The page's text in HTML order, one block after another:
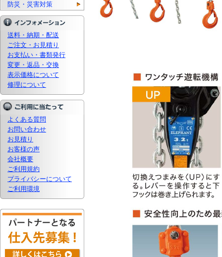
防災・災害対策
送料・納期・配送
ご注文・お見積り
お支払い・書類発行
変更・返品・交換
表示価格について
修理について
よくある質問
お問い合わせ
お見積り
お客様の声
会社概要
ご利用規約
プライバシーについて
ご利用環境